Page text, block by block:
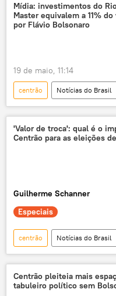
Mídia: investimentos do
Master equivalem a 11%
por Flávio Bolsonaro
19 de maio, 11:14
centrão Notícias do Brasil
América Latina
Brasil
Daniel Vorcaro
Flávio Bolsonaro
Rio
'Valor de troca': qual é o
Centrão para as eleições
Guilherme Schanner
Especiais
centrão
Notícias do Brasil
Clarisse Gurgel
Jair
Flávio Bolsonaro
Nordeste
MDB
Centrão pleiteia mais
tabuleiro político sem